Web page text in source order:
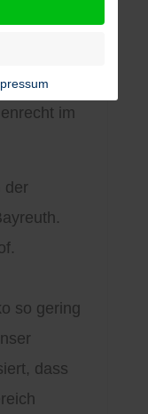
selben Jahr
der
im
der
so gering
dass